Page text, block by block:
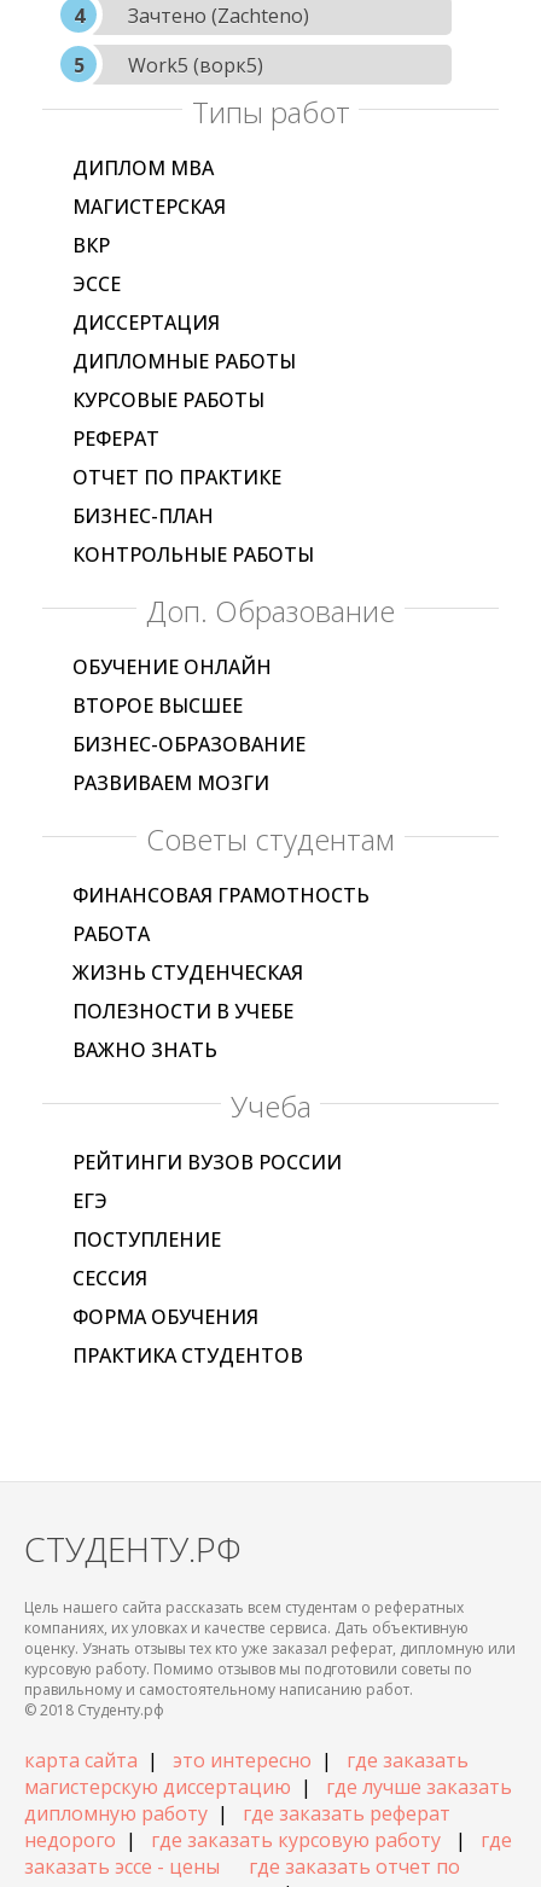
Зачтено (Zachteno)
Work5 (ворк5)
Типы работ
ДИПЛОМ МВА
МАГИСТЕРСКАЯ
ВКР
ЭССЕ
ДИССЕРТАЦИЯ
ДИПЛОМНЫЕ РАБОТЫ
КУРСОВЫЕ РАБОТЫ
РЕФЕРАТ
ОТЧЕТ ПО ПРАКТИКЕ
БИЗНЕС-ПЛАН
КОНТРОЛЬНЫЕ РАБОТЫ
Доп. Образование
ОБУЧЕНИЕ ОНЛАЙН
ВТОРОЕ ВЫСШЕЕ
БИЗНЕС-ОБРАЗОВАНИЕ
РАЗВИВАЕМ МОЗГИ
Советы студентам
ФИНАНСОВАЯ ГРАМОТНОСТЬ
РАБОТА
ЖИЗНЬ СТУДЕНЧЕСКАЯ
ПОЛЕЗНОСТИ В УЧЕБЕ
ВАЖНО ЗНАТЬ
Учеба
РЕЙТИНГИ ВУЗОВ РОССИИ
ЕГЭ
ПОСТУПЛЕНИЕ
СЕССИЯ
ФОРМА ОБУЧЕНИЯ
ПРАКТИКА СТУДЕНТОВ
СТУДЕНТУ.РФ
Цель нашего сайта рассказать всем студентам о рефератных
компаниях, их уловках и качестве сервиса. Дать объективную
оценку. Узнать отзывы тех кто уже заказал реферат, дипломную или
курсовую работу. Помимо отзывов мы подготовили советы по
правильному и самостоятельному написанию работ.
© 2018 Студенту.рф
карта сайта | это интересно | где заказать
магистерскую диссертацию | где лучше заказать
дипломную работу | где заказать реферат
недорого | где заказать курсовую работу | где
заказать эссе - цены
где заказать отчет по